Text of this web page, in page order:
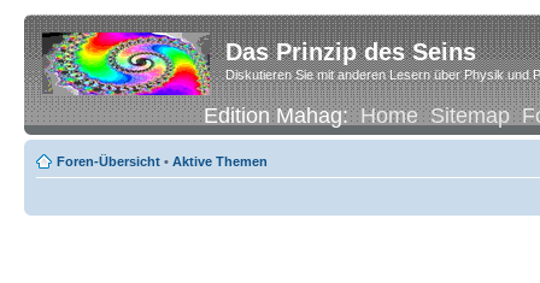
Das Prinzip des Seins
Diskutieren Sie mit anderen Lesern über Physik und
Edition Mahag:Home Sitemap
Foren-Übersicht • Aktive Themen